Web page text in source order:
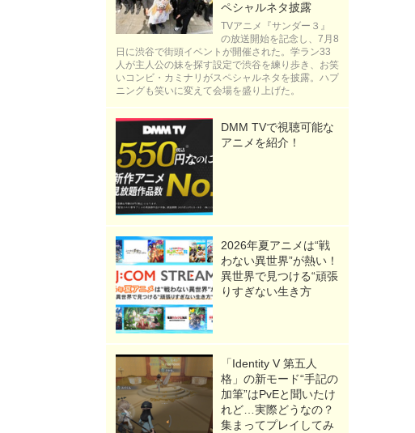
ペシャルネタ披露
TVアニメ『サンダー３』
の放送開始を記念し、7月8
日に渋谷で街頭イベントが開催された。学ラン33
人が主人公の妹を探す設定で渋谷を練り歩き、お笑
いコンビ・カミナリがスペシャルネタを披露。ハプ
ニングも笑いに変えて会場を盛り上げた。
DMM TVで視聴可能な
アニメを紹介！
2026年夏アニメは“戦
わない異世界”が熱い！
異世界で見つける“頑張
りすぎない生き方
「Identity V 第五人
格」の新モード“手記の
加筆”はPvEと聞いたけ
れど…実際どうなの？
集まってプレイしてみ